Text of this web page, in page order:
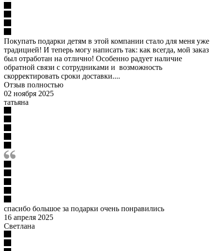
Покупать подарки детям в этой компании стало для меня уже
традицией! И теперь могу написать так: как всегда, мой заказ
был отработан на отлично! Особенно радует наличие
обратной связи с сотрудниками и возможность
скорректировать сроки доставки....
Отзыв полностью
02 ноября 2025
татьяна
спасибо большое за подарки очень понравились
16 апреля 2025
Светлана